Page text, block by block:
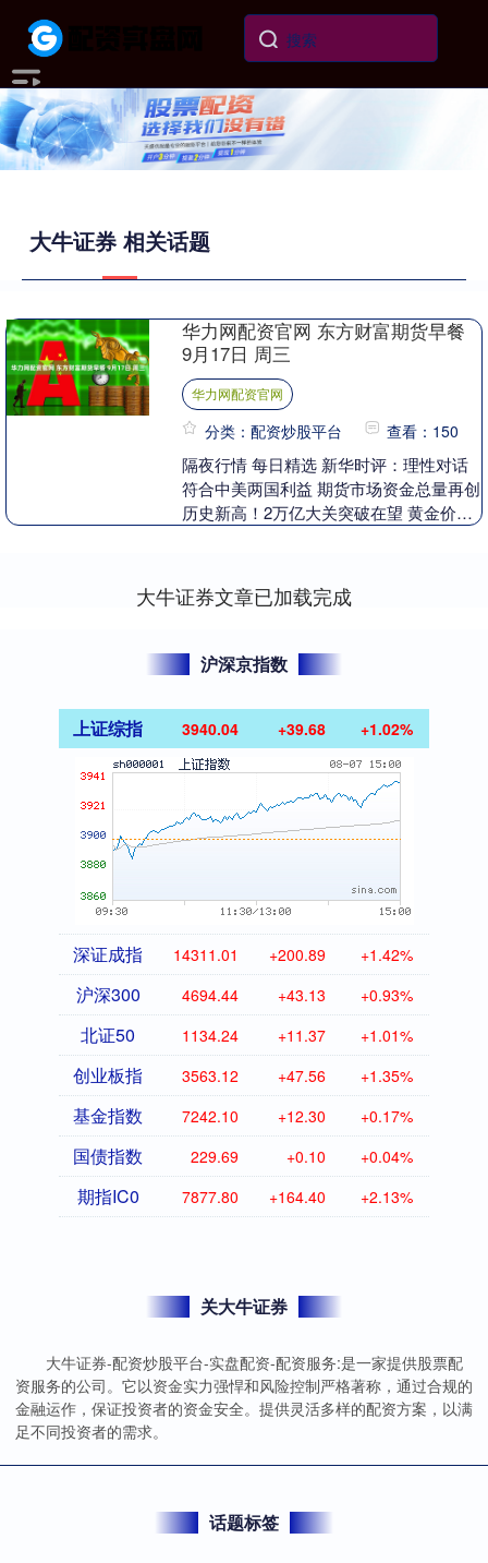
大牛证券 相关话题
华力网配资官网 东方财富期货早餐
9月17日 周三
华力网配资官网
分类：配资炒股平台 查看：150
隔夜行情 每日精选 新华时评：理性对话
符合中美两国利益 期货市场资金总量再创
历史新高！2万亿大关突破在望 黄金价格
大牛证券文章已加载完成
沪深京指数
上证综指 3940.04 +39.68 +1.02%
深证成指 14311.01 +200.89 +1.42%
沪深300 4694.44 +43.13 +0.93%
北证50 1134.24 +11.37 +1.01%
创业板指 3563.12 +47.56 +1.35%
基金指数 7242.10 +12.30 +0.17%
国债指数 229.69 +0.10 +0.04%
期指IC0 7877.80 +164.40 +2.13%
关大牛证券
大牛证券-配资炒股平台-实盘配资-配资服务:是一家提供股票配
资服务的公司。它以资金实力强悍和风险控制严格著称，通过合规的
金融运作，保证投资者的资金安全。提供灵活多样的配资方案，以满
足不同投资者的需求。
话题标签